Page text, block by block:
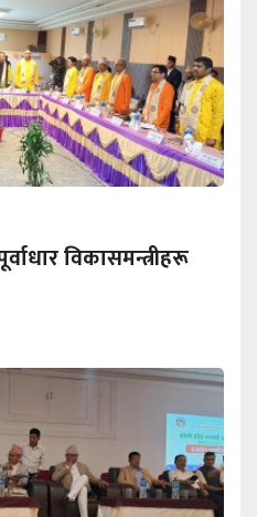
विकासमन्त्रीहरू